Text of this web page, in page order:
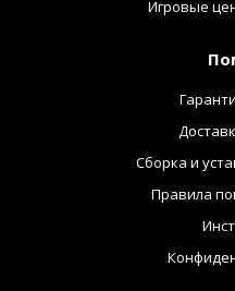
Игровые
Сборка и
Правила